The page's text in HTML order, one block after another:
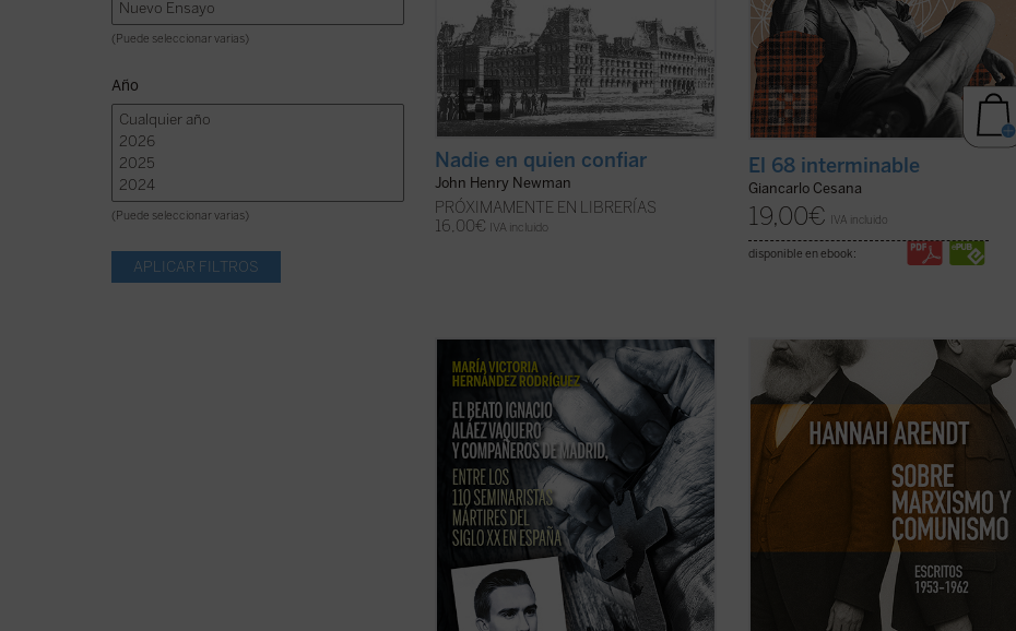
(Puede seleccionar varias)
Año
(Puede seleccionar varias)
Nadie en quien confiar
John Henry Newman
PRÓXIMAMENTE EN LIBRERÍAS
16,00€ IVA incluido
El 68 interminable
Giancarlo Cesana
19,00€ IVA incluido
disponible en ebook:
La beatificación de estos 11 mártires, en
2026, coincide con el noventa aniversario
de la explosión sangrienta, en 1936, de la
persecución del siglo XX en España. La
postuladora de su Causa de beatificación
presenta aquí una breve pero ...
(ver
ficha)
Este libro no solo recupera una faceta
menos conocida —pero crucial— de una
de las mentes más incisivas del siglo XX,
sino que también ofrece herramientas
esenciales para pensar nuestro
presente. Porque, como muestra Arendt,
entender ...
(ver ficha)